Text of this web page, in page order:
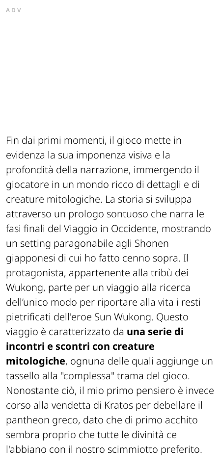
ADV
Fin dai primi momenti, il gioco mette in
evidenza la sua imponenza visiva e la
profondità della narrazione, immergendo il
giocatore in un mondo ricco di dettagli e di
creature mitologiche. La storia si sviluppa
attraverso un prologo sontuoso che narra le
fasi finali del Viaggio in Occidente, mostrando
un setting paragonabile agli Shonen
giapponesi di cui ho fatto cenno sopra. Il
protagonista, appartenente alla tribù dei
Wukong, parte per un viaggio alla ricerca
dell’unico modo per riportare alla vita i resti
pietrificati dell'eroe Sun Wukong. Questo
viaggio è caratterizzato da una serie di
incontri e scontri con creature
mitologiche, ognuna delle quali aggiunge un
tassello alla "complessa" trama del gioco.
Nonostante ciò, il mio primo pensiero è invece
corso alla vendetta di Kratos per debellare il
pantheon greco, dato che di primo acchito
sembra proprio che tutte le divinità ce
l'abbiano con il nostro scimmiotto preferito.